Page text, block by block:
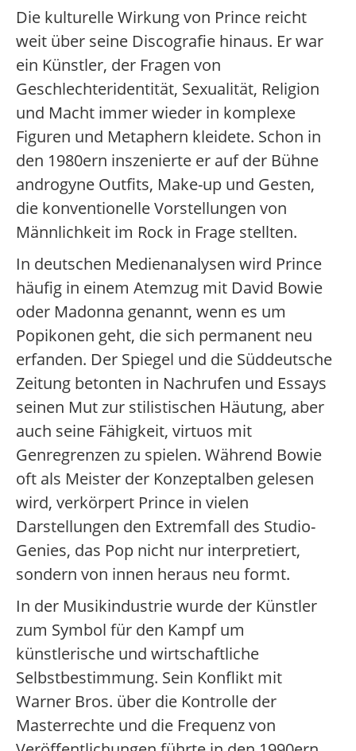
Die kulturelle Wirkung von Prince reicht
weit über seine Discografie hinaus. Er war
ein Künstler, der Fragen von
Geschlechteridentität, Sexualität, Religion
und Macht immer wieder in komplexe
Figuren und Metaphern kleidete. Schon in
den 1980ern inszenierte er auf der Bühne
androgyne Outfits, Make-up und Gesten,
die konventionelle Vorstellungen von
Männlichkeit im Rock in Frage stellten.
In deutschen Medienanalysen wird Prince
häufig in einem Atemzug mit David Bowie
oder Madonna genannt, wenn es um
Popikonen geht, die sich permanent neu
erfanden. Der Spiegel und die Süddeutsche
Zeitung betonten in Nachrufen und Essays
seinen Mut zur stilistischen Häutung, aber
auch seine Fähigkeit, virtuos mit
Genregrenzen zu spielen. Während Bowie
oft als Meister der Konzeptalben gelesen
wird, verkörpert Prince in vielen
Darstellungen den Extremfall des Studio-
Genies, das Pop nicht nur interpretiert,
sondern von innen heraus neu formt.
In der Musikindustrie wurde der Künstler
zum Symbol für den Kampf um
künstlerische und wirtschaftliche
Selbstbestimmung. Sein Konflikt mit
Warner Bros. über die Kontrolle der
Masterrechte und die Frequenz von